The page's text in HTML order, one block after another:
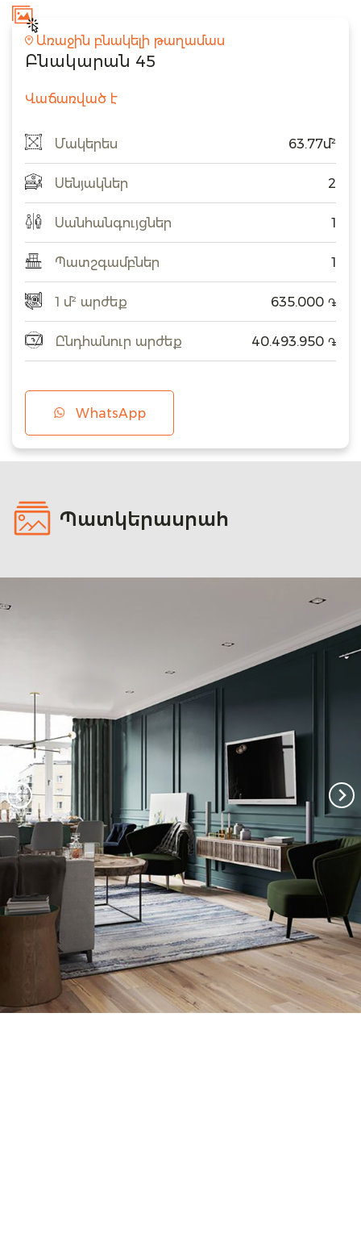
Առաջին բնակելի թաղամաս
Բնակարան 45
Վաճառված է
Մակերես 63.77մ²
Սենյակներ 2
Սանհանգույցներ 1
Պատշգամբներ 1
1 մ² արժեք 635.000 ֏
Ընդհանուր արժեք 40.493.950 ֏
WhatsApp
Պատկերասրահ